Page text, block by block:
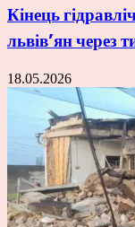
Кінець
львів’ян через
18.05.2026